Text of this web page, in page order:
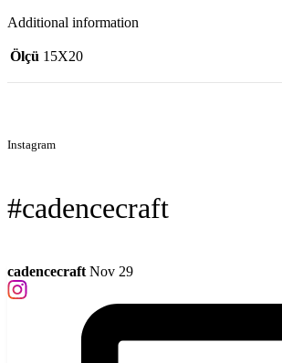
Additional information
Ölçü 15X20
Instagram
#cadencecraft
cadencecraft Nov 29